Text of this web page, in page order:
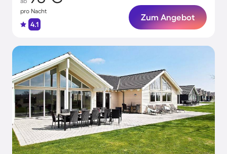
pro Nacht
4.1
Zum Angebot